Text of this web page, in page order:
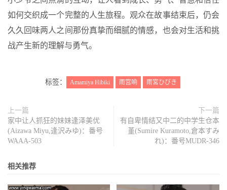
如何交织成一个完整的人生旅程。观众在故事结束后，仍会
久久回味两人之间那份真挚而细腻的情感，也会对生活和挑
战产生新的理解与勇气。
标签： Amamiya Hibiki 雨宫响 雨宮ひびき
上一篇
家中让人抓狂的妹妹逢泽美优
(Aizawa Miyu,逢沢みゆ)：番号
WAAA-503
下一篇
有自卑情结又中二的中学生仓本
堇(Sumire Kuramoto,倉本すみ
れ)：番号MUDR-346
相关推荐